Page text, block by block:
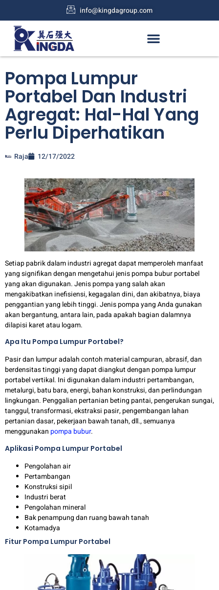
info@kingdagroup.com
Pompa Lumpur
Portabel Dan Industri
Agregat: Hal-Hal Yang
Perlu Diperhatikan
Raja 12/17/2022
Setiap pabrik dalam industri agregat dapat memperoleh manfaat
yang signifikan dengan mengetahui jenis pompa bubur portabel
yang akan digunakan. Jenis pompa yang salah akan
mengakibatkan inefisiensi, kegagalan dini, dan akibatnya, biaya
penggantian yang lebih tinggi. Jenis pompa yang Anda gunakan
akan bergantung, antara lain, pada apakah bagian dalamnya
dilapisi karet atau logam.
Apa Itu Pompa Lumpur Portabel?
Pasir dan lumpur adalah contoh material campuran, abrasif, dan
berdensitas tinggi yang dapat diangkut dengan pompa lumpur
portabel vertikal. Ini digunakan dalam industri pertambangan,
metalurgi, batu bara, energi, bahan konstruksi, dan perlindungan
lingkungan. Penggalian pertanian beting pantai, pengerukan sungai,
tanggul, transformasi, ekstraksi pasir, pengembangan lahan
pertanian dasar, pekerjaan bawah tanah, dll., semuanya
menggunakan pompa bubur.
Aplikasi Pompa Lumpur Portabel
Pengolahan air
Pertambangan
Konstruksi sipil
Industri berat
Pengolahan mineral
Bak penampung dan ruang bawah tanah
Kotamadya
Fitur Pompa Lumpur Portabel